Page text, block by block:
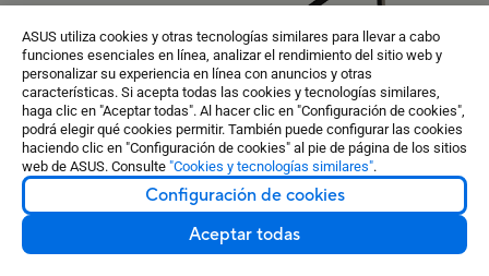
ASUS utiliza cookies y otras tecnologías similares para llevar a cabo
funciones esenciales en línea, analizar el rendimiento del sitio web y
personalizar su experiencia en línea con anuncios y otras
características. Si acepta todas las cookies y tecnologías similares,
haga clic en "Aceptar todas". Al hacer clic en "Configuración de cookies",
podrá elegir qué cookies permitir. También puede configurar las cookies
haciendo clic en "Configuración de cookies" al pie de página de los sitios
web de ASUS. Consulte "Cookies y tecnologías similares".
Configuración de cookies
Aceptar todas